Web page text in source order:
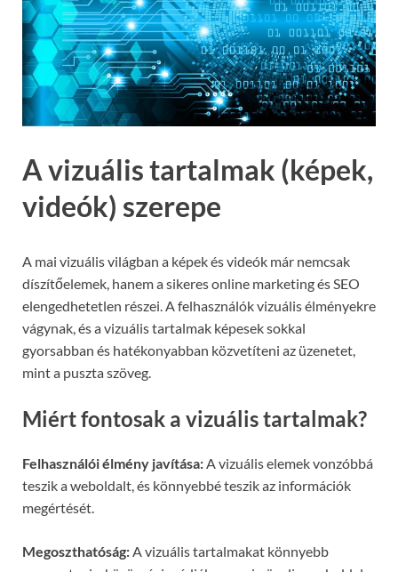
A vizuális tartalmak (képek,
videók) szerepe
A mai vizuális világban a képek és videók már nemcsak
díszítőelemek, hanem a sikeres online marketing és SEO
elengedhetetlen részei. A felhasználók vizuális élményekre
vágynak, és a vizuális tartalmak képesek sokkal
gyorsabban és hatékonyabban közvetíteni az üzenetet,
mint a puszta szöveg.
Miért fontosak a vizuális tartalmak?
Felhasználói élmény javítása:A vizuális elemek vonzóbbá
teszik a weboldalt, és könnyebbé teszik az információk
megértését.
Megoszthatóság:A vizuális tartalmakat könnyebb